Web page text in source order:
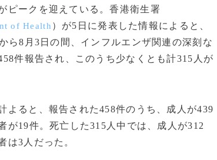
ピークを迎えている。香港衛生署
of Health ）が5日に発表した情報によると、
ら8月3日の間、インフルエンザ関連の深刻な
件報告され、このうち少なくとも計315人が
よると、報告された458件のうち、成人が439
が19件。死亡した315人中では、成人が312
は3人だった。